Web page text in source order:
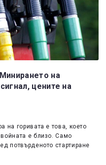
на
цените на
на горивата е това, което
е близо. Само
потвърденото стартиране